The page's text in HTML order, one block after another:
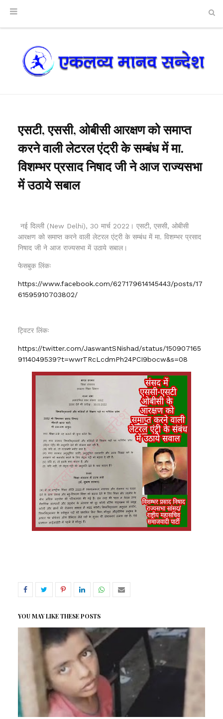
एसटी, एससी, ओबीसी आरक्षण को समाप्त
करने वाली लेटरल एंट्री के सम्बंध में मा.
विशम्भर प्रसाद निषाद जी ने आज राज्यसभा
में उठाये सबाल
नई दिल्ली (New Delhi), 30 मार्च 2022। एसटी, एससी, ओबीसी
आरक्षण को समाप्त करने वाली लेटरल एंट्री के सम्बंध में मा. विशम्भर प्रसाद
निषाद जी ने आज राज्यसभा में उठाये सबाल।
फेसबुक लिंकः
https://www.facebook.com/627179614145443/posts/17
61595910703802/
ट्विटर लिंकः
https://twitter.com/JaswantSNishad/status/150907165
9114049539?t=wwrTRcLcdmPh24PCI9bocw&s=08
YOU MAY LIKE THESE POSTS